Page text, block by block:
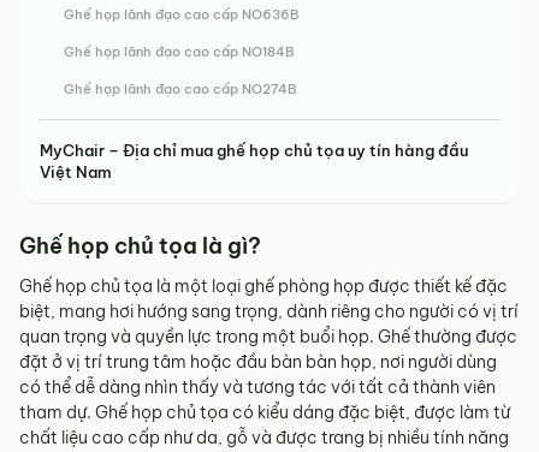
Ghế họp lãnh đạo cao cấp NO636B
Ghế họp lãnh đạo cao cấp NO184B
Ghế họp lãnh đạo cao cấp NO274B
MyChair – Địa chỉ mua ghế họp chủ tọa uy tín hàng đầu
Việt Nam
Ghế họp chủ tọa là gì?
Ghế họp chủ tọa là một loại ghế phòng họp được thiết kế đặc
biệt, mang hơi hướng sang trọng, dành riêng cho người có vị trí
quan trọng và quyền lực trong một buổi họp. Ghế thường được
đặt ở vị trí trung tâm hoặc đầu bàn bàn họp, nơi người dùng
có thể dễ dàng nhìn thấy và tương tác với tất cả thành viên
tham dự. Ghế họp chủ tọa có kiểu dáng đặc biệt, được làm từ
chất liệu cao cấp như da, gỗ và được trang bị nhiều tính năng